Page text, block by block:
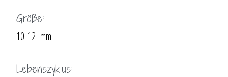
Größe:
10-12 mm
Lebenszyklus: